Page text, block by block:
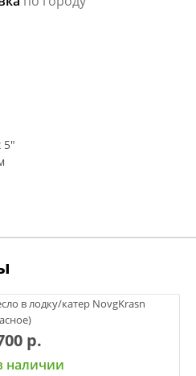
5"
в лодку/катер NovgKrasn
р.
наличии